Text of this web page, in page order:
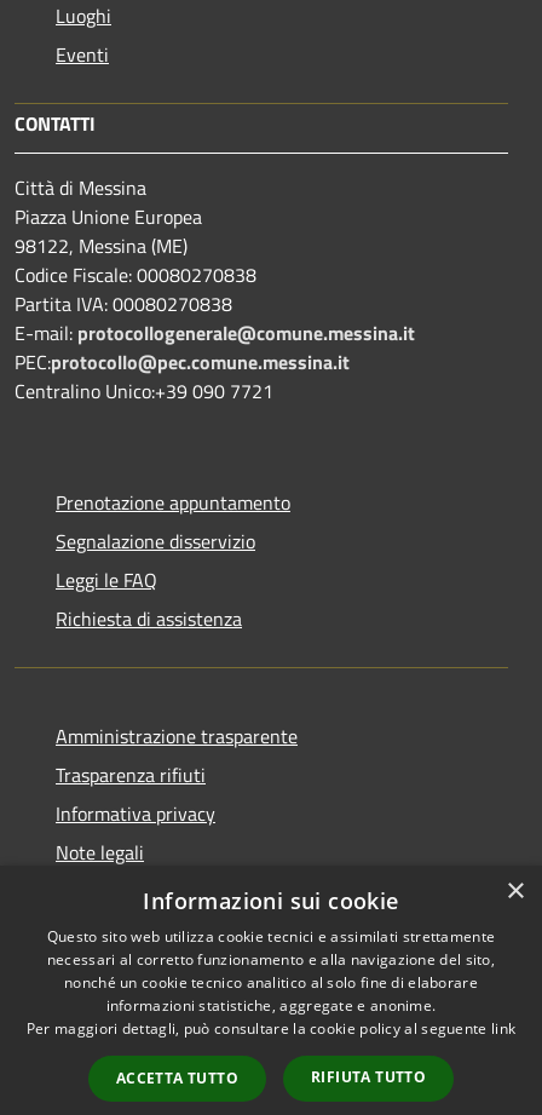
Luoghi
Eventi
CONTATTI
Città di Messina
Piazza Unione Europea
98122, Messina (ME)
Codice Fiscale: 00080270838
Partita IVA: 00080270838
E-mail: protocollogenerale@comune.messina.it
PEC:protocollo@pec.comune.messina.it
Centralino Unico:+39 090 7721
Prenotazione appuntamento
Segnalazione disservizio
Leggi le FAQ
Richiesta di assistenza
Amministrazione trasparente
Trasparenza rifiuti
Informativa privacy
Note legali
Dichiarazione di accessibilità
Accessibilità
Copyright © 2026 • Città di
Messina • Powered by
Municipium•
Accesso
redazione
×
Informazioni sui cookie
Questo sito web utilizza cookie tecnici e assimilati strettamente
necessari al corretto funzionamento e alla navigazione del sito,
nonché un cookie tecnico analitico al solo fine di elaborare
informazioni statistiche, aggregate e anonime.
Per maggiori dettagli, può consultare la cookie policy al seguente link
ACCETTA TUTTO RIFIUTA TUTTO